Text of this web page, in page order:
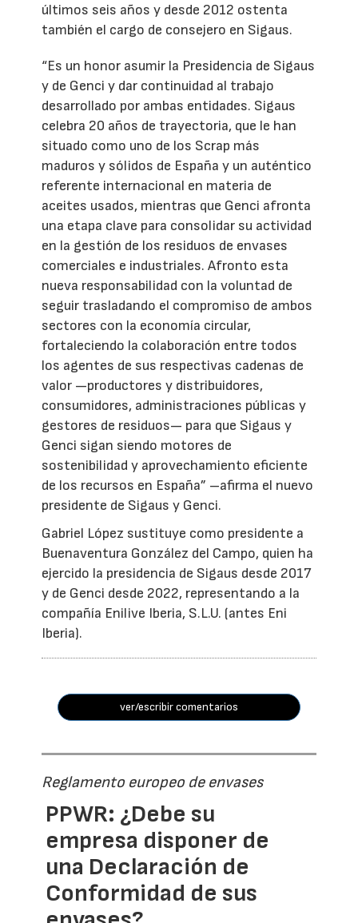
últimos seis años y desde 2012 ostenta
también el cargo de consejero en Sigaus.
“Es un honor asumir la Presidencia de Sigaus
y de Genci y dar continuidad al trabajo
desarrollado por ambas entidades. Sigaus
celebra 20 años de trayectoria, que le han
situado como uno de los Scrap más
maduros y sólidos de España y un auténtico
referente internacional en materia de
aceites usados, mientras que Genci afronta
una etapa clave para consolidar su actividad
en la gestión de los residuos de envases
comerciales e industriales. Afronto esta
nueva responsabilidad con la voluntad de
seguir trasladando el compromiso de ambos
sectores con la economía circular,
fortaleciendo la colaboración entre todos
los agentes de sus respectivas cadenas de
valor —productores y distribuidores,
consumidores, administraciones públicas y
gestores de residuos— para que Sigaus y
Genci sigan siendo motores de
sostenibilidad y aprovechamiento eficiente
de los recursos en España” –afirma el nuevo
presidente de Sigaus y Genci.
Gabriel López sustituye como presidente a
Buenaventura González del Campo, quien ha
ejercido la presidencia de Sigaus desde 2017
y de Genci desde 2022, representando a la
compañía Enilive Iberia, S.L.U. (antes Eni
Iberia).
ver/escribir comentarios
Reglamento europeo de envases
PPWR: ¿Debe su
empresa disponer de
una Declaración de
Conformidad de sus